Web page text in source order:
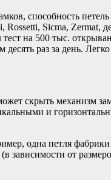
способность
Sicma, Zermat,
на 500 тыс.
раз за день.
скрыть механизм
и
одна петля
зависимости от